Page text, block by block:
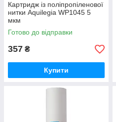
Картридж із поліпропіленової
нитки Aquilegia WP1045 5
мкм
Готово до відправки
357 ₴
Купити